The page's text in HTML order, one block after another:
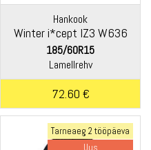
Hankook
Winter i*cept IZ3 W636
185/60R15
Lamellrehv
72.60 €
Tarneaeg 2 tööpäeva